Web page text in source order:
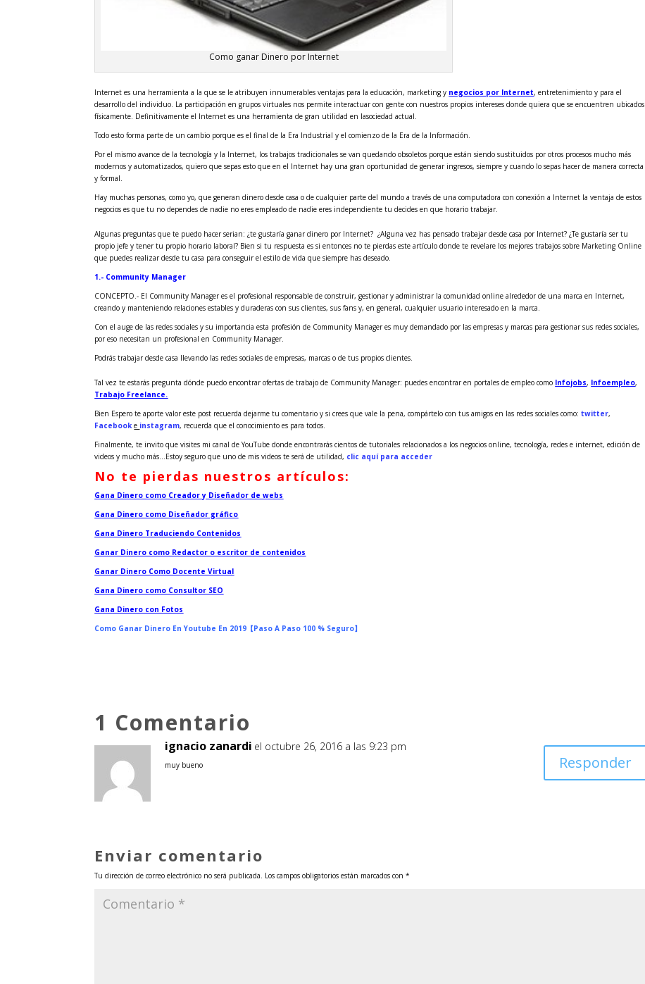
Como ganar Dinero por Internet
Internet es una herramienta a la que se le atribuyen innumerables ventajas para la educación, marketing y negocios por Internet, entretenimiento y para el
desarrollo del individuo. La participación en grupos virtuales nos permite interactuar con gente con nuestros propios intereses donde quiera que se encuentren ubicados
físicamente. Definitivamente el Internet es una herramienta de gran utilidad en lasociedad actual.
Todo esto forma parte de un cambio porque es el final de la Era Industrial y el comienzo de la Era de la Información.
Por el mismo avance de la tecnología y la Internet, los trabajos tradicionales se van quedando obsoletos porque están siendo sustituidos por otros procesos mucho más
modernos y automatizados, quiero que sepas esto que en el Internet hay una gran oportunidad de generar ingresos, siempre y cuando lo sepas hacer de manera correcta
y formal.
Hay muchas personas, como yo, que generan dinero desde casa o de cualquier parte del mundo a través de una computadora con conexión a Internet la ventaja de estos
negocios es que tu no dependes de nadie no eres empleado de nadie eres independiente tu decides en que horario trabajar.
Algunas preguntas que te puedo hacer serian: ¿te gustaría ganar dinero por Internet? ¿Alguna vez has pensado trabajar desde casa por Internet? ¿Te gustaría ser tu
propio jefe y tener tu propio horario laboral? Bien si tu respuesta es si entonces no te pierdas este artículo donde te revelare los mejores trabajos sobre Marketing Online
que puedes realizar desde tu casa para conseguir elestilo de vida que siempre has deseado.
1.- Community Manager
CONCEPTO.- El Community Manager es el profesional responsable de construir, gestionar y administrar la comunidad online alrededor de una marca en Internet,
creando y manteniendo relaciones estables y duraderas con sus clientes, sus fans y, en general, cualquier usuario interesado en la marca.
Con el auge de las redes sociales y su importancia esta profesión de Community Manager es muy demandado por las empresas y marcas para gestionar sus redes sociales,
por eso necesitan un profesional en Community Manager.
Podrás trabajar desde casa llevando las redes sociales de empresas, marcas o de tus propios clientes.
Tal vez te estarás pregunta dónde puedo encontrar ofertas de trabajo de Community Manager: puedes encontrar en portales de empleo como Infojobs, Infoempleo,
Trabajo Freelance.
Bien Espero te aporte valor este post recuerda dejarme tu comentario y si crees que vale la pena, compártelo con tus amigos en las redes sociales como:twitter,
Facebook e instagram, recuerda que el conocimiento es para todos.
Finalmente, te invito que visites mi canal de YouTube donde encontrarás cientos de tutoriales relacionados a los negocios online, tecnología, redes e internet, edición de
videos y mucho más…Estoy seguro que uno de mis videos te será de utilidad, clic aquí para acceder
No te pierdas nuestros artículos:
Gana Dinero como Creador y Diseñador de webs
Gana Dinero como Diseñador gráfico
Gana Dinero Traduciendo Contenidos
Ganar Dinero como Redactor o escritor de contenidos
Ganar Dinero Como Docente Virtual
Gana Dinero como Consultor SEO
Gana Dinero con Fotos
Como Ganar Dinero En Youtube En 2019【Paso A Paso 100 % Seguro】
1 Comentario
ignacio zanardi el octubre 26, 2016 a las 9:23 pm
muy bueno Responder
Enviar comentario
Tu dirección de correo electrónico no será publicada. Los campos obligatorios están marcados con*